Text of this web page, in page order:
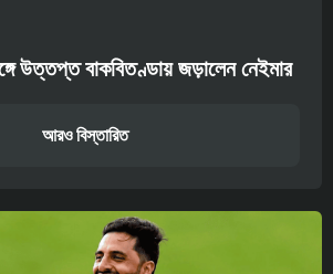
উত্তপ্ত বাকবিতণ্ডায় জড়ালেন নেইমার
আরও বিস্তারিত